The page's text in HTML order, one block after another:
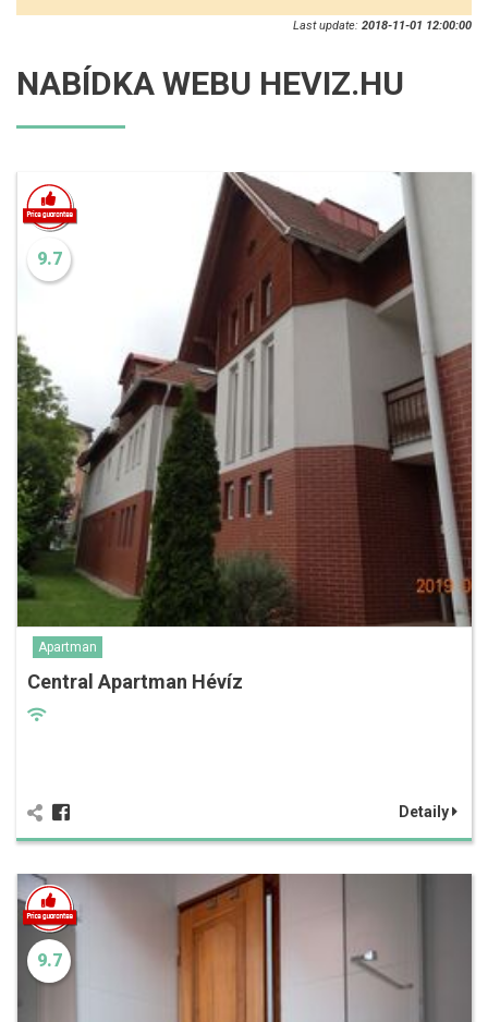
Last update: 2018-11-01 12:00:00
NABÍDKA WEBU HEVIZ.HU
9.7
Apartman
Central Apartman Hévíz
Detaily
9.7